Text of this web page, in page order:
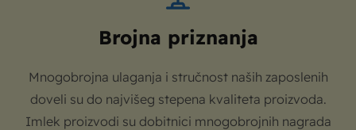
Brojna priznanja
Mnogobrojna ulaganja i stručnost naših zaposlenih
doveli su do najvišeg stepena kvaliteta proizvoda.
Imlek proizvodi su dobitnici mnogobrojnih nagrada